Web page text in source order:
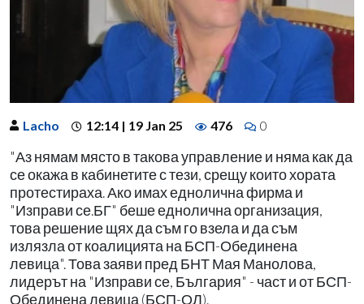
Lacho 12:14 | 19 Jan 25 476 0
"Аз нямам място в такова управление и няма как да
се окажа в кабинетите с тези, срещу които хората
протестираха. Ако имах еднолична фирма и
"Изправи се.БГ" беше еднолична организация,
това решение щях да съм го взела и да съм
излязла от коалицията на БСП-Обединена
левица". Това заяви пред БНТ Мая Манолова,
лидерът на "Изправи се, България" - част и от БСП-
Обединена левица (БСП-ОЛ).